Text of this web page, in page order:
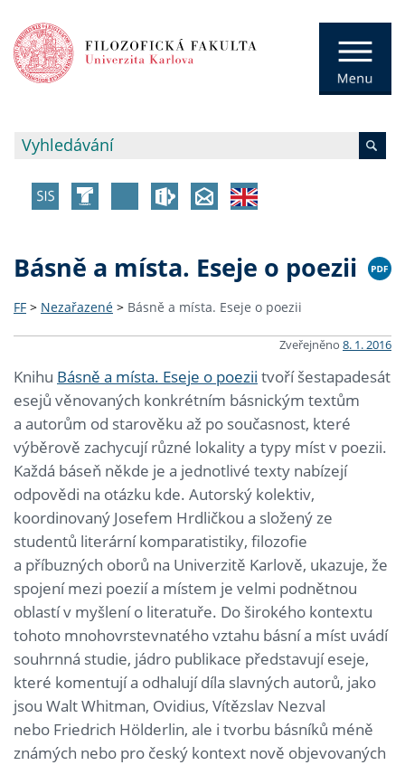
Básně a místa. Eseje o poezii
FF > Nezařazené > Básně a místa. Eseje o poezii
Zveřejněno 8. 1. 2016
Knihu Básně a místa. Eseje o poezii tvoří šestapadesát
esejů věnovaných konkrétním básnickým textům
a autorům od starověku až po současnost, které
výběrově zachycují různé lokality a typy míst v poezii.
Každá báseň někde je a jednotlivé texty nabízejí
odpovědi na otázku kde. Autorský kolektiv,
koordinovaný Josefem Hrdličkou a složený ze
studentů literární komparatistiky, filozofie
a příbuzných oborů na Univerzitě Karlově, ukazuje, že
spojení mezi poezií a místem je velmi podnětnou
oblastí v myšlení o literatuře. Do širokého kontextu
tohoto mnohovrstevnatého vztahu básní a míst uvádí
souhrnná studie, jádro publikace představují eseje,
které komentují a odhalují díla slavných autorů, jako
jsou Walt Whitman, Ovidius, Vítězslav Nezval
nebo Friedrich Hölderlin, ale i tvorbu básníků méně
známých nebo pro český kontext nově objevovaných